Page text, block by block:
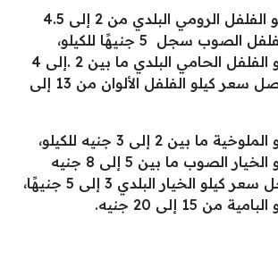
جنيهًا للكيلو، والفلفل الصوب سجل 5 جنيهًا للكيلو،
وتراوح سعر كيلو الفلفل الحامي البلدي ما بين 2 .إلى 4
جنيهًا للكيلو، ووصل سعر كيلو الفلفل الألوان من 13 إلى
وتراوح سعر كيلو الملوخية ما بين 2 إلى 3 جنيه للكيلو،
وتراوح سعر كيلو الخيار الصوب ما بين 5 إلى 8 جنيه
للكيلو، بينما سجل سعر كيلو الخيار البلدي 3 إلى 5 جنيهًا،
15 إلى 20 جنيه.